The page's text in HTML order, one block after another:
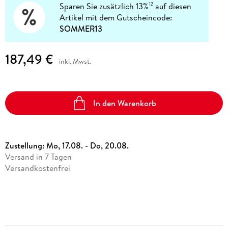
Sparen Sie zusätzlich 13%12 auf diesen
Artikel mit dem Gutscheincode:
SOMMER13
187,49 € inkl. Mwst.
In den Warenkorb
Zustellung:Mo, 17.08. - Do, 20.08.
Versand in 7 Tagen
Versandkostenfrei